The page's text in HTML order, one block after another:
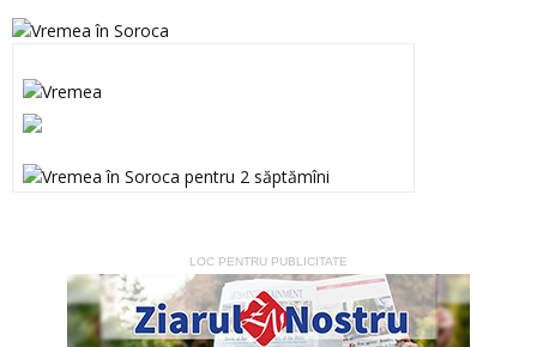
LOC PENTRU PUBLICITATE